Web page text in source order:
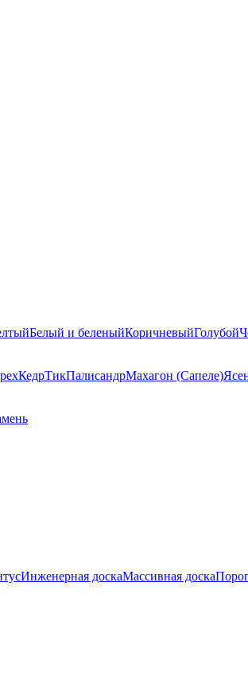
Белый и беленыйКоричневыйГолубой
КедрТикПалисандрМахагон (Сапеле)
Инженерная доскаМассивная доска